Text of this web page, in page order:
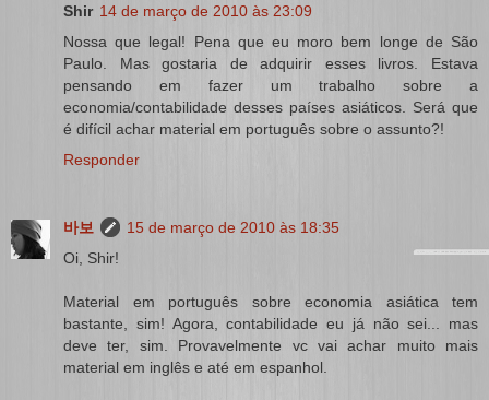
Shir 14 de março de 2010 às 23:09
Nossa que legal! Pena que eu moro bem longe de São
Paulo. Mas gostaria de adquirir esses livros. Estava
pensando em fazer um trabalho sobre a
economia/contabilidade desses países asiáticos. Será que
é difícil achar material em português sobre o assunto?!
Responder
바보
15 de março de 2010 às 18:35
Oi, Shir!
Material em português sobre economia asiática tem
bastante, sim! Agora, contabilidade eu já não sei... mas
deve ter, sim. Provavelmente vc vai achar muito mais
material em inglês e até em espanhol.